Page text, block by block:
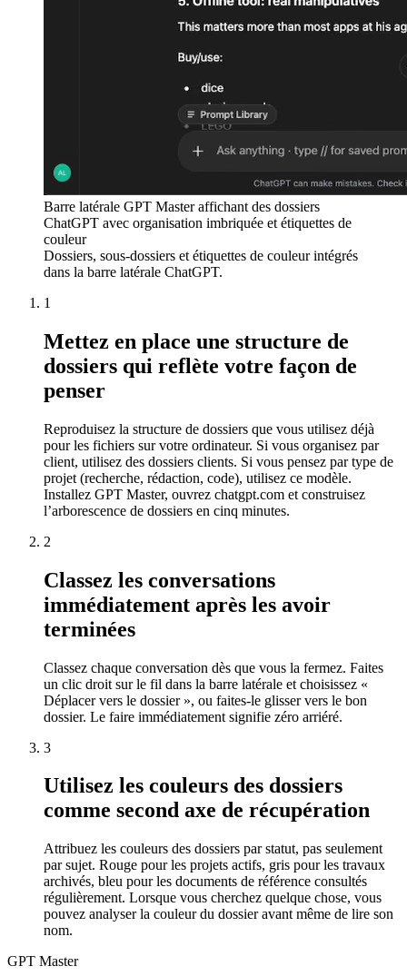
Barre latérale GPT Master affichant des dossiers
ChatGPT avec organisation imbriquée et étiquettes de
couleur
Dossiers, sous-dossiers et étiquettes de couleur intégrés
dans la barre latérale ChatGPT.
1
Mettez en place une structure de
dossiers qui reflète votre façon de
penser
Reproduisez la structure de dossiers que vous utilisez déjà
pour les fichiers sur votre ordinateur. Si vous organisez par
client, utilisez des dossiers clients. Si vous pensez par type de
projet (recherche, rédaction, code), utilisez ce modèle.
Installez GPT Master, ouvrez chatgpt.com et construisez
l’arborescence de dossiers en cinq minutes.
2
Classez les conversations
immédiatement après les avoir
terminées
Classez chaque conversation dès que vous la fermez. Faites
un clic droit sur le fil dans la barre latérale et choisissez «
Déplacer vers le dossier », ou faites-le glisser vers le bon
dossier. Le faire immédiatement signifie zéro arriéré.
3
Utilisez les couleurs des dossiers
comme second axe de récupération
Attribuez les couleurs des dossiers par statut, pas seulement
par sujet. Rouge pour les projets actifs, gris pour les travaux
archivés, bleu pour les documents de référence consultés
régulièrement. Lorsque vous cherchez quelque chose, vous
pouvez analyser la couleur du dossier avant même de lire son
nom.
GPT Master